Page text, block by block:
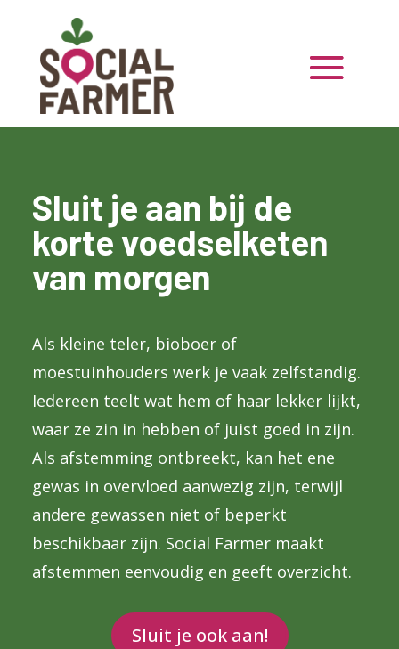
Sluit je aan bij de
korte voedselketen
van morgen
Als kleine teler, bioboer of
moestuinhouders werk je vaak zelfstandig.
Iedereen teelt wat hem of haar lekker lijkt,
waar ze zin in hebben of juist goed in zijn.
Als afstemming ontbreekt, kan het ene
gewas in overvloed aanwezig zijn, terwijl
andere gewassen niet of beperkt
beschikbaar zijn. Social Farmer maakt
afstemmen eenvoudig en geeft overzicht.
Sluit je ook aan!